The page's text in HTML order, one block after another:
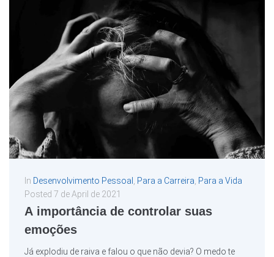
In Desenvolvimento Pessoal Para a Carreira Para a Vida
Posted 7 de April de 2021
A importância de controlar suas
emoções
Já explodiu de raiva e falou o que não devia? O medo te